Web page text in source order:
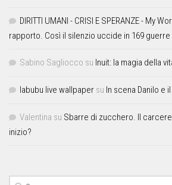
DIRITTI UMANI - CRISI E SPERANZE - My
rapporto. Così il silenzio uccide in 169 guerre
Sabino Sagliocco su Inuit: la magia della
labubu live wallpaper su In scena Danilo e
Valentina su Sbarre di zucchero. Il
inizio?